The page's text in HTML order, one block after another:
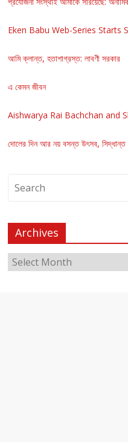
Eken Babu Web-Series Starts
আমি ক্লান্ত, হতাশাগ্রস্ত: লাবণী সরকার
এ কেমন জীবন
Aishwarya Rai Bachchan and
দোলের দিন আর নয় বসন্ত উৎসব, সিদ্ধান্ত
Archives